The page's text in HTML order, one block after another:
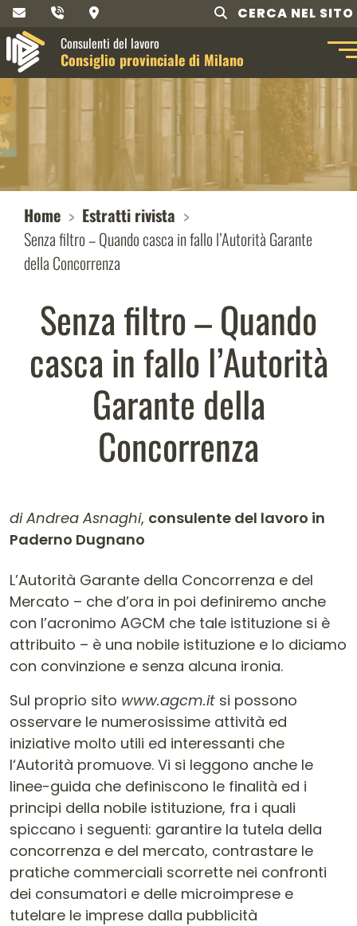
CERCA NEL SITO
Consulenti del lavoro
Consiglio provinciale di Milano
Home
Estratti rivista
Senza filtro – Quando casca in fallo l’Autorità Garante
della Concorrenza
Senza filtro – Quando
casca in fallo l’Autorità
Garante della
Concorrenza
di Andrea Asnaghi, consulente del lavoro in
Paderno Dugnano
Contenuto dell'articolo
L’Autorità Garante della Concorrenza e del
Mercato – che d’ora in poi definiremo anche
con l’acronimo AGCM che tale istituzione si è
attribuito – è una nobile istituzione e lo diciamo
con convinzione e senza alcuna ironia.
Sul proprio sito www.agcm.it si possono
osservare le numerosissime attività ed
iniziative molto utili ed interessanti che
l‘Autorità promuove. Vi si leggono anche le
linee-guida che definiscono le finalità ed i
principi della nobile istituzione, fra i quali
spiccano i seguenti: garantire la tutela della
concorrenza e del mercato, contrastare le
pratiche commerciali scorrette nei confronti
dei consumatori e delle microimprese e
tutelare le imprese dalla pubblicità